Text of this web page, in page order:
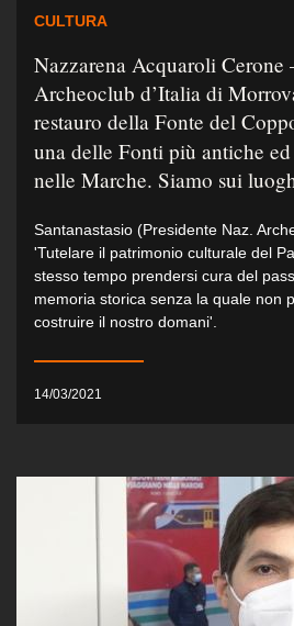
CULTURA
Nazzarena Acquaroli Cerone
Archeoclub d’Italia di
restauro della Fonte del
una delle Fonti più antiche
nelle Marche. Siamo sui
Santanastasio (Presidente Naz.
'Tutelare il patrimonio culturale del
stesso tempo prendersi cura del
memoria storica senza la quale non
costruire il nostro domani'.
14/03/2021